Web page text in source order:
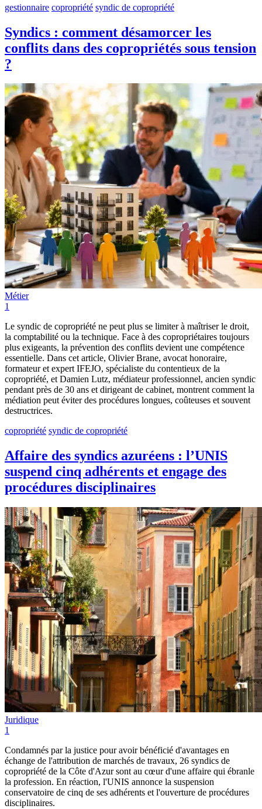
gestionnaire copropriété syndic de copropriété
Syndics : comment désamorcer les
conflits dans des copropriétés sous tension
?
Métier
1
Le syndic de copropriété ne peut plus se limiter à maîtriser le droit,
la comptabilité ou la technique. Face à des copropriétaires toujours
plus exigeants, la prévention des conflits devient une compétence
essentielle. Dans cet article, Olivier Brane, avocat honoraire,
formateur et expert IFEJO, spécialiste du contentieux de la
copropriété, et Damien Lutz, médiateur professionnel, ancien syndic
pendant près de 30 ans et dirigeant de cabinet, montrent comment la
médiation peut éviter des procédures longues, coûteuses et souvent
destructrices.
copropriété syndic de copropriété
Affaire des syndics azuréens : l’UNIS
suspend cinq adhérents et engage des
procédures disciplinaires
Juridique
1
Condamnés par la justice pour avoir bénéficié d'avantages en
échange de l'attribution de marchés de travaux, 26 syndics de
copropriété de la Côte d'Azur sont au cœur d'une affaire qui ébranle
la profession. En réaction, l'UNIS annonce la suspension
conservatoire de cinq de ses adhérents et l'ouverture de procédures
disciplinaires.